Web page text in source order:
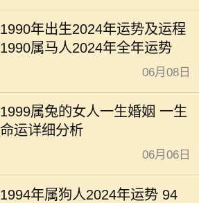
1990年出生2024年运势及运程
1990属马人2024年全年运势
06月08日
1999属兔的女人一生婚姻 一生
命运详细分析
06月06日
1994年属狗人2024年运势 94